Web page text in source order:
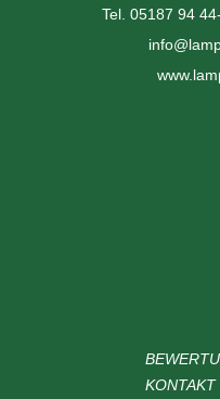
Tel. 05187 94
KONTAKT